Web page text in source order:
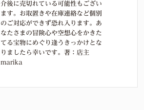
介後に売切れている可能性もござい
ます。お取置きや在庫連絡など個別
のご対応ができず恐れ入ります。あ
なたさまの冒険心や空想心をかきた
てる宝物にめぐり逢うきっかけとな
りましたら幸いです。著：店主
marika